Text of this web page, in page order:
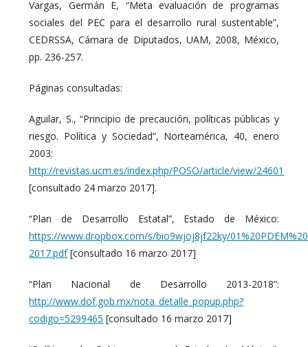
Vargas, Germán E, “Meta evaluación de programas
sociales del PEC para el desarrollo rural sustentable”,
CEDRSSA, Cámara de Diputados, UAM, 2008, México,
pp. 236-257.
Páginas consultadas:
Aguilar, S., “Principio de precaución, políticas públicas y
riesgo. Política y Sociedad”, Norteamérica, 40, enero
2003:
http://revistas.ucm.es/index.php/POSO/article/view/24601
[consultado 24 marzo 2017].
“Plan de Desarrollo Estatal”, Estado de México:
https://www.dropbox.com/s/bio9wjoj8jf22ky/
2017.pdf[consultado 16 marzo 2017]
“Plan Nacional de Desarrollo 2013-2018”:
http://www.dof.gob.mx/nota_detalle_popup.php?
codigo=5299465 [consultado 16 marzo 2017]